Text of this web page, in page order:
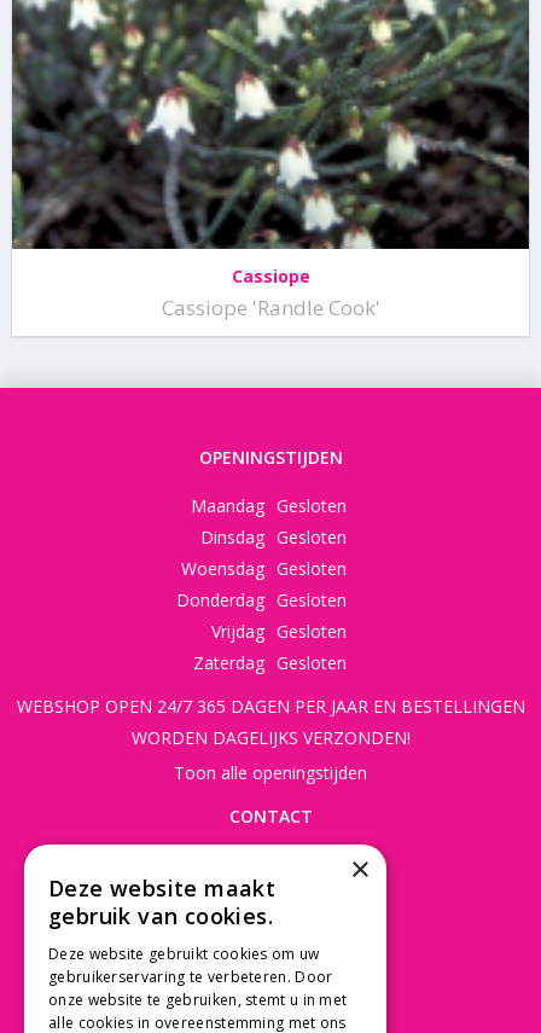
Cassiope
Cassiope 'Randle Cook'
OPENINGSTIJDEN
Maandag Gesloten
Dinsdag Gesloten
Woensdag Gesloten
Donderdag Gesloten
Vrijdag Gesloten
Zaterdag Gesloten
WEBSHOP OPEN 24/7 365 DAGEN PER JAAR EN BESTELLINGEN
WORDEN DAGELIJKS VERZONDEN!
Toon alle openingstijden
CONTACT
3997 MK 't Goy
030 - 60 11 365
info@tuincentrumdebruijn.nl
×
Deze website maakt
gebruik van cookies.
Deze website gebruikt cookies om uw
gebruikerservaring te verbeteren. Door
onze website te gebruiken, stemt u in met
alle cookies in overeenstemming met ons